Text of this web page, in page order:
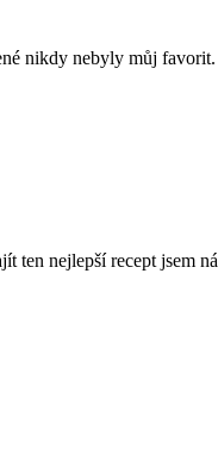
nikdy nebyly můj
ten nejlepší recept jsem